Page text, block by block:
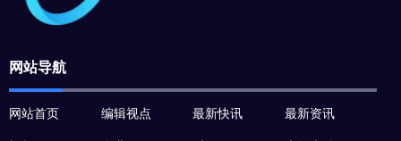
网站导航
网站首页 编辑视点 最新快讯 最新资讯